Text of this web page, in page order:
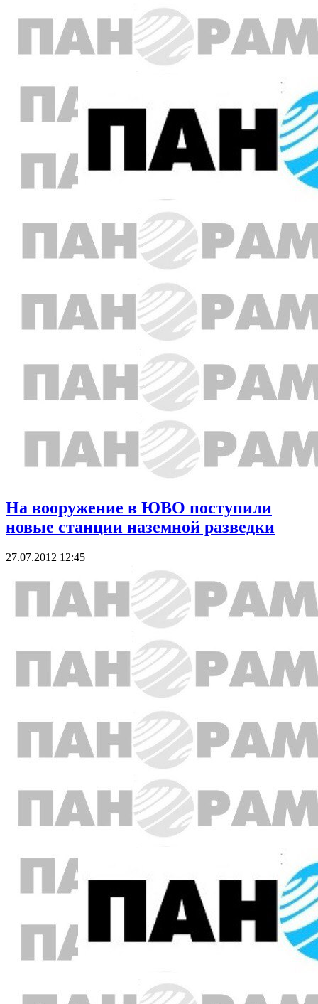
На вооружение в ЮВО поступили
новые станции наземной разведки
27.07.2012 12:45